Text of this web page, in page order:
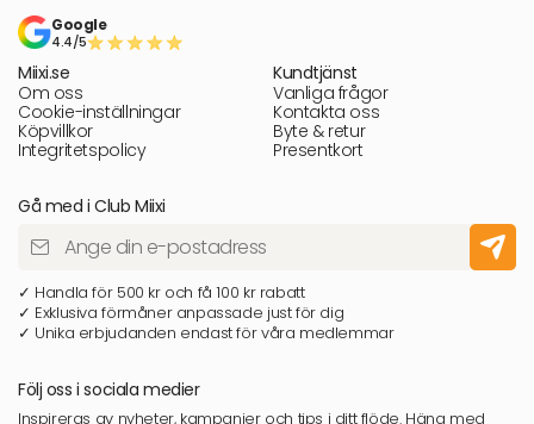
Google
4.4/5
Miixi.se
Om oss
Cookie-inställningar
Köpvillkor
Integritetspolicy
Kundtjänst
Vanliga frågor
Kontakta oss
Byte & retur
Presentkort
Gå med i Club Miixi
✓ Handla för 500 kr och få 100 kr rabatt
✓ Exklusiva förmåner anpassade just för dig
✓ Unika erbjudanden endast för våra medlemmar
Följ oss i sociala medier
Inspireras av nyheter, kampanjer och tips i ditt flöde. Häng med